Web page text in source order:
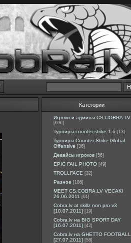
Категории
Игроки и админы CS.COBRA.LV
[696]
Турниры counter strike 1.6 [13]
Турниры Counter Strike Global
Offensive [36]
Девайсы игроков [56]
EPIC FAIL PHOTO [49]
TROLLFACE [32]
Разное [186]
MEET CS.COBRA.LV VECAKI
26.06.2011 [61]
Cobra.lv at skillz non pro v3
[10.07.2011] [19]
Cobra.lv на BIG SPORT DAY
[16.07.2011] [42]
Cobra.lv на GHETTO FOOTBALL
[27.07.2011] [58]